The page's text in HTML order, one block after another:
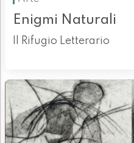
Enigmi Naturali
Il Rifugio Letterario